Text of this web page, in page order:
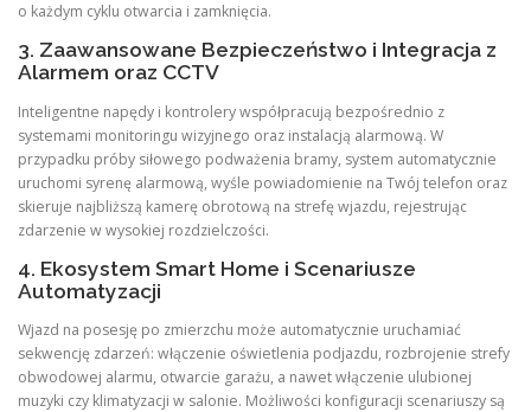
o każdym cyklu otwarcia i zamknięcia.
3. Zaawansowane Bezpieczeństwo i Integracja z
Alarmem oraz CCTV
Inteligentne napędy i kontrolery współpracują bezpośrednio z
systemami monitoringu wizyjnego oraz instalacją alarmową. W
przypadku próby siłowego podważenia bramy, system automatycznie
uruchomi syrenę alarmową, wyśle powiadomienie na Twój telefon oraz
skieruje najbliższą kamerę obrotową na strefę wjazdu, rejestrując
zdarzenie w wysokiej rozdzielczości.
4. Ekosystem Smart Home i Scenariusze
Automatyzacji
Wjazd na posesję po zmierzchu może automatycznie uruchamiać
sekwencję zdarzeń: włączenie oświetlenia podjazdu, rozbrojenie strefy
obwodowej alarmu, otwarcie garażu, a nawet włączenie ulubionej
muzyki czy klimatyzacji w salonie. Możliwości konfiguracji scenariuszy są